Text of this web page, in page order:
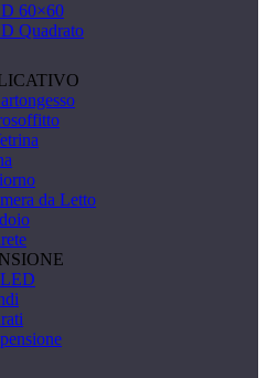
60×60
Quadrato
da Letto